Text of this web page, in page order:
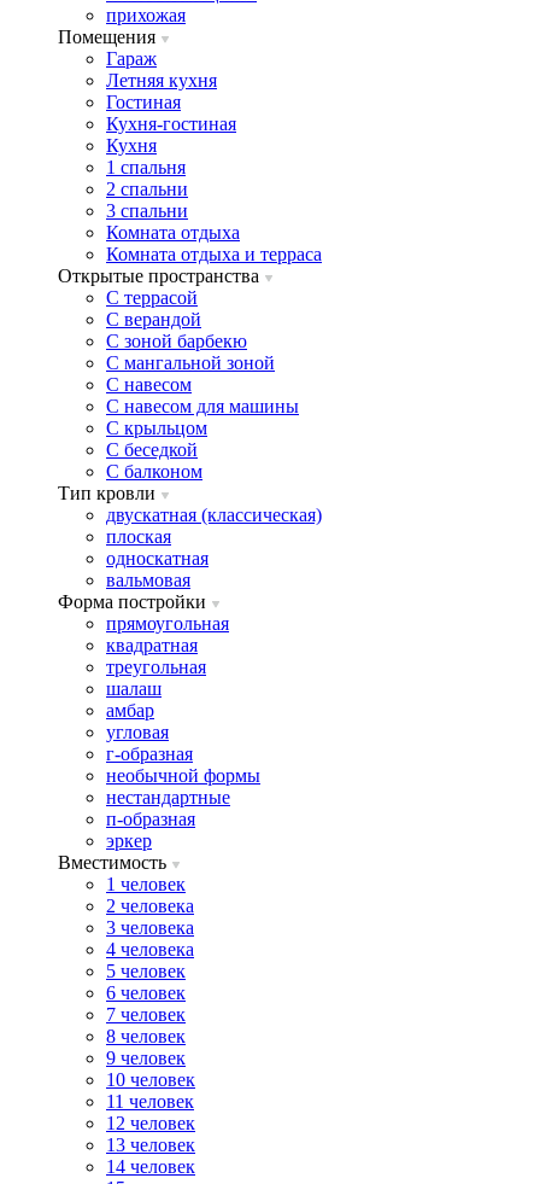
прихожая
Помещения
Гараж
Летняя кухня
Гостиная
Кухня-гостиная
Кухня
1 спальня
2 спальни
3 спальни
Комната отдыха
Комната отдыxа и терраса
Открытые пространства
C террасой
C верандой
C зоной барбекю
C мангальной зоной
C навесом
C навесом для машины
C крыльцом
C беседкой
C балконом
Тип кровли
двускатная (классическая)
плоская
односкатная
вальмовая
Форма постройки
прямоугольная
квадратная
треугольная
шалаш
амбар
угловая
г-образная
необычной формы
нестандартные
п-образная
эркер
Вместимость
1 человек
2 человека
3 человека
4 человека
5 человек
6 человек
7 человек
8 человек
9 человек
10 человек
11 человек
12 человек
13 человек
14 человек